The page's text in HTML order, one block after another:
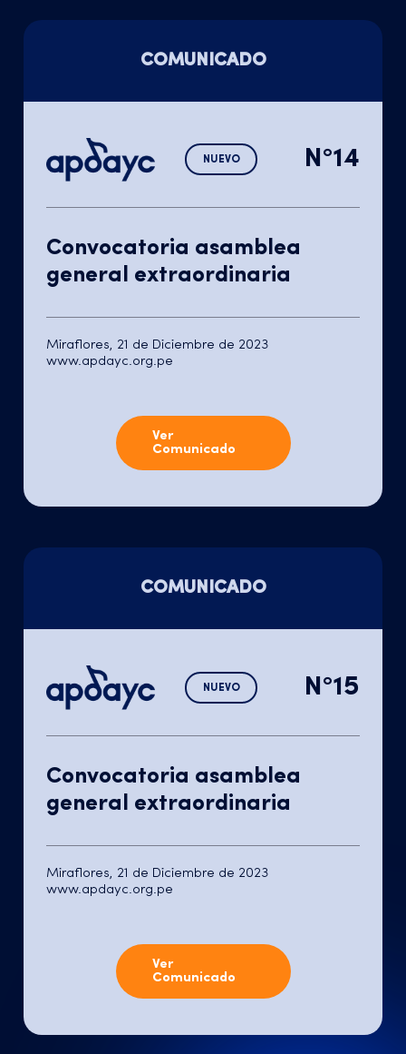
COMUNICADO
NUEVO N°14
Convocatoria asamblea
general extraordinaria
Miraflores, 21 de Diciembre de 2023
www.apdayc.org.pe
Ver
Comunicado
COMUNICADO
NUEVO N°15
Convocatoria asamblea
general extraordinaria
Miraflores, 21 de Diciembre de 2023
www.apdayc.org.pe
Ver
Comunicado